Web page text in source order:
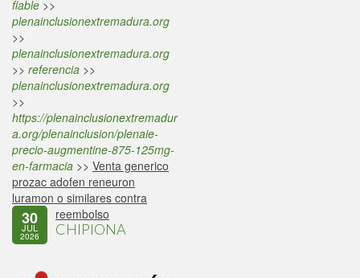
fiable >>
plenainclusionextremadura.org
>>
plenainclusionextremadura.org
>> referencia >>
plenainclusionextremadura.org
>>
https://plenainclusionextremadur
a.org/plenainclusion/plenaie-
precio-augmentine-875-125mg-
en-farmacia >> Venta generico
prozac adofen reneuron
luramon o similares contra
reembolso
30
JUL
2026 CHIPIONA